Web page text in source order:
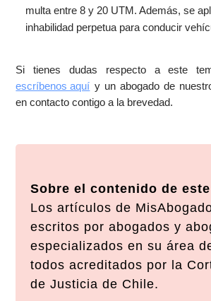
multa entre 8 y 20 UTM. Además, se
inhabilidad perpetua para conducir
Si tienes dudas respecto a este
escríbenos aquí y un abogado de
en contacto contigo a la brevedad.
Sobre el contenido de
Los artículos de
escritos por abogados y
especializados en su área
todos acreditados por la
de Justicia de Chile.